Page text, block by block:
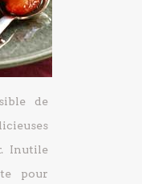
de
Inutile
pour